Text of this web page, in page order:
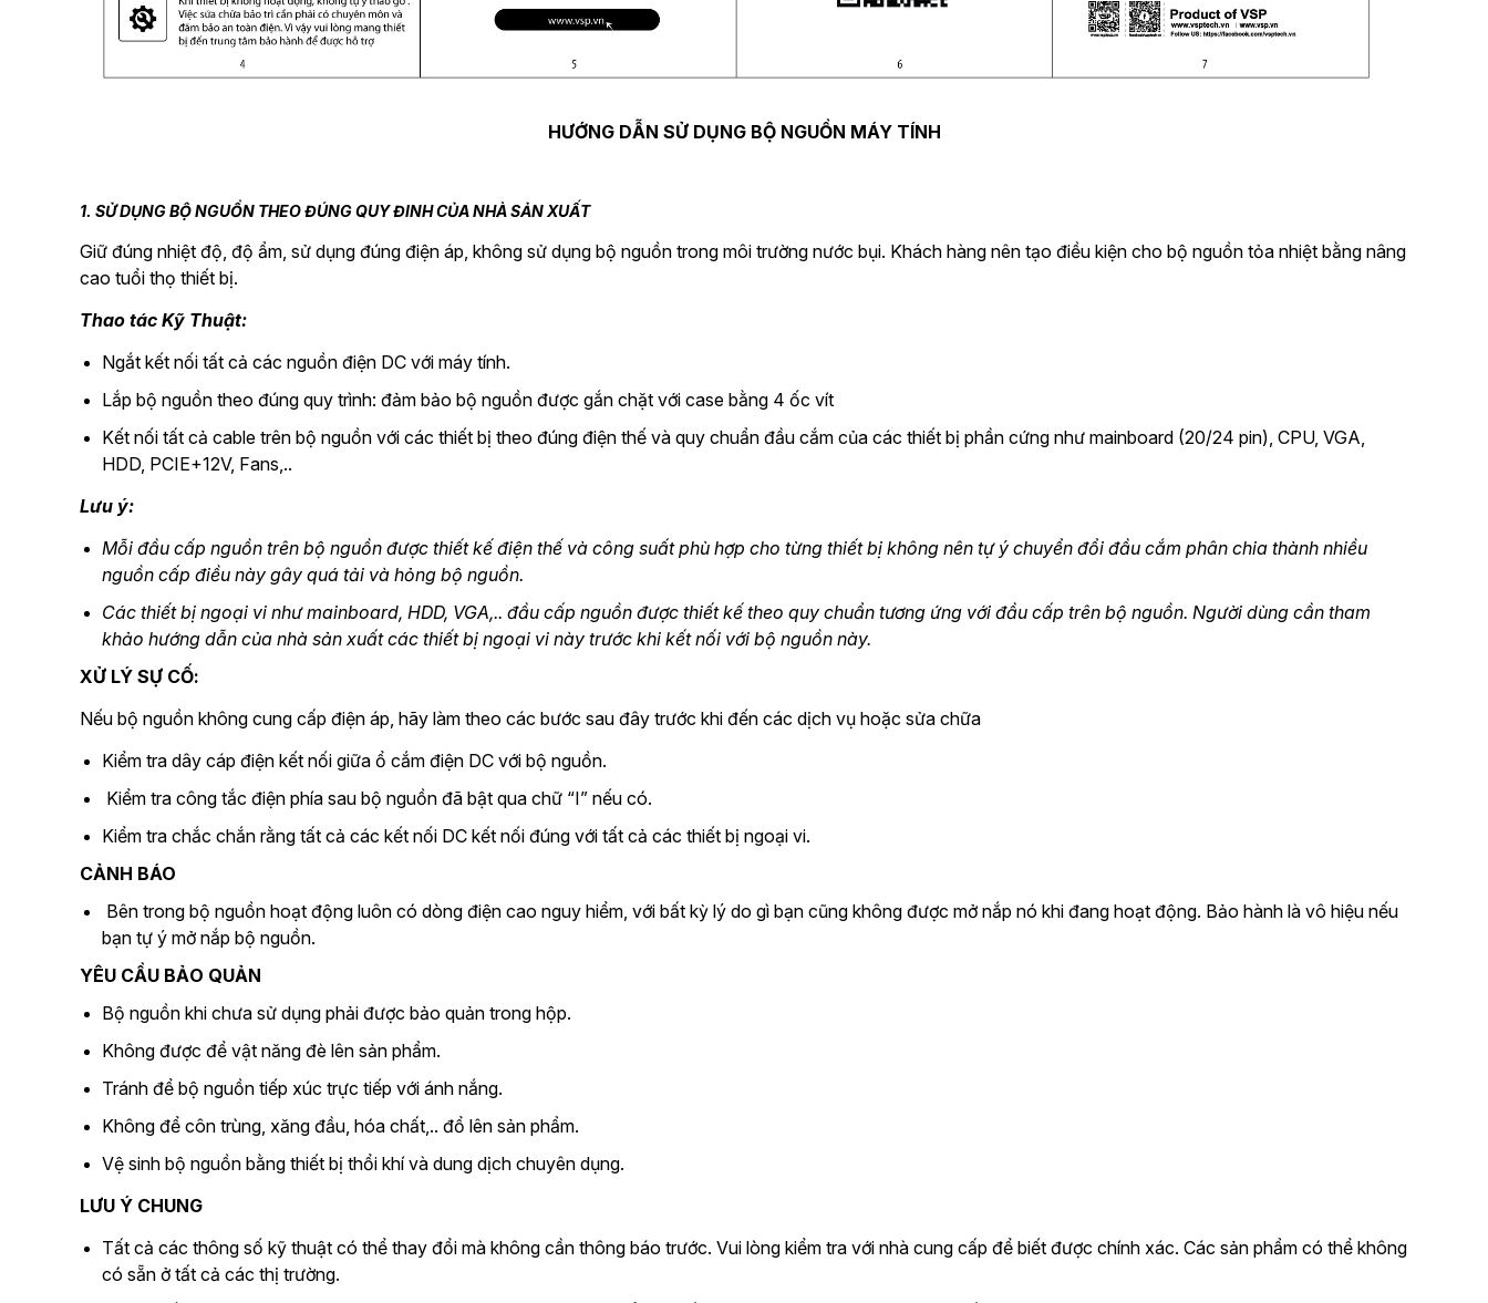
HƯỚNG DẪN SỬ DỤNG BỘ NGUỒN MÁY TÍNH
1. SỬ DỤNG BỘ NGUỒN THEO ĐÚNG QUY ĐINH CỦA NHÀ SẢN XUẤT
Giữ đúng nhiệt độ, độ ẩm, sử dụng đúng điện áp, không sử dụng bộ nguồn trong môi trường nước bụi. Khách hàng nên tạo điều kiện cho bộ nguồn tỏa nhiệt bằng nâng
cao tuổi thọ thiết bị.
Thao tác Kỹ Thuật:
Ngắt kết nối tất cả các nguồn điện DC với máy tính.
Lắp bộ nguồn theo đúng quy trình: đảm bảo bộ nguồn được gắn chặt với case bằng 4 ốc vít
Kết nối tất cả cable trên bộ nguồn với các thiết bị theo đúng điện thế và quy chuẩn đầu cắm của các thiết bị phần cứng như mainboard (20/24 pin), CPU, VGA,
HDD, PCIE+12V, Fans,..
Lưu ý:
Mỗi đầu cấp nguồn trên bộ nguồn được thiết kế điện thế và công suất phù hợp cho từng thiết bị không nên tự ý chuyển đổi đầu cắm phân chia thành nhiều
nguồn cấp điều này gây quá tải và hỏng bộ nguồn.
Các thiết bị ngoại vi như mainboard, HDD, VGA,.. đầu cấp nguồn được thiết kế theo quy chuẩn tương ứng với đầu cấp trên bộ nguồn. Người dùng cần tham
khảo hướng dẫn của nhà sản xuất các thiết bị ngoại vi này trước khi kết nối với bộ nguồn này.
XỬ LÝ SỰ CỐ:
Nếu bộ nguồn không cung cấp điện áp, hãy làm theo các bước sau đây trước khi đến các dịch vụ hoặc sửa chữa
Kiểm tra dây cáp điện kết nối giữa ổ cắm điện DC với bộ nguồn.
Kiểm tra công tắc điện phía sau bộ nguồn đã bật qua chữ “I” nếu có.
Kiểm tra chắc chắn rằng tất cả các kết nối DC kết nối đúng với tất cả các thiết bị ngoại vi.
CẢNH BÁO
Bên trong bộ nguồn hoạt động luôn có dòng điện cao nguy hiểm, với bất kỳ lý do gì bạn cũng không được mở nắp nó khi đang hoạt động. Bảo hành là vô hiệu nếu
bạn tự ý mở nắp bộ nguồn.
YÊU CẦU BẢO QUẢN
Bộ nguồn khi chưa sử dụng phải được bảo quản trong hộp.
Không được để vật năng đè lên sản phẩm.
Tránh để bộ nguồn tiếp xúc trực tiếp với ánh nắng.
Không để côn trùng, xăng đầu, hóa chất,.. đổ lên sản phẩm.
Vệ sinh bộ nguồn bằng thiết bị thổi khí và dung dịch chuyên dụng.
LƯU Ý CHUNG
Tất cả các thông số kỹ thuật có thể thay đổi mà không cần thông báo trước. Vui lòng kiểm tra với nhà cung cấp để biết được chính xác. Các sản phẩm có thể không
có sẵn ở tất cả các thị trường.